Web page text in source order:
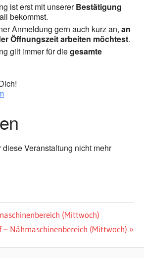
ist erst mit unsererBestätigung
bekommst.
Anmeldung gern auch kurz an,an
Öffnungszeit arbeiten möchtest.
gilt immer für diegesamte
Veranstaltung nicht mehr
(Mittwoch)
– Nähmaschinenbereich (Mittwoch)